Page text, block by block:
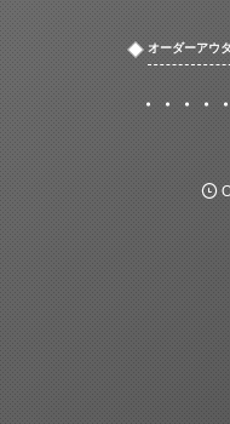
オーダーアウ
・・・・